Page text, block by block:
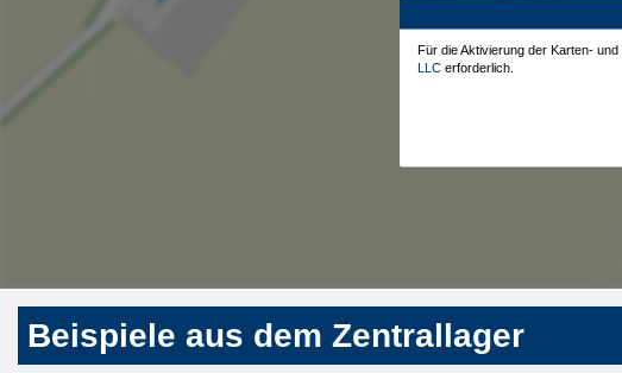
Für die Aktivierung der Karten-
LLC erforderlich.
Beispiele aus dem Zentrallager